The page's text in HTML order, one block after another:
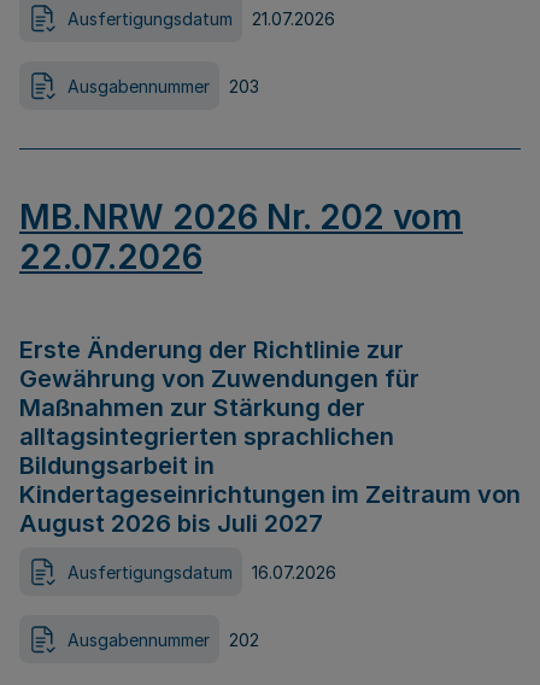
Ausfertigungsdatum 21.07.2026
Ausgabennummer 203
MB.NRW 2026 Nr. 202 vom
22.07.2026
Erste Änderung der Richtlinie zur
Gewährung von Zuwendungen für
Maßnahmen zur Stärkung der
alltagsintegrierten sprachlichen
Bildungsarbeit in
Kindertageseinrichtungen im Zeitraum von
August 2026 bis Juli 2027
Ausfertigungsdatum 16.07.2026
Ausgabennummer 202